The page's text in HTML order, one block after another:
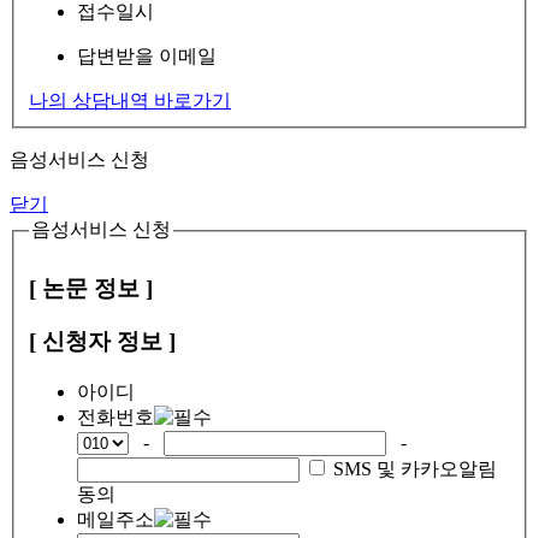
접수일시
답변받을 이메일
나의 상담내역 바로가기
음성서비스 신청
닫기
음성서비스 신청
[ 논문 정보 ]
[ 신청자 정보 ]
아이디
전화번호
-
-
SMS 및 카카오알림
동의
메일주소